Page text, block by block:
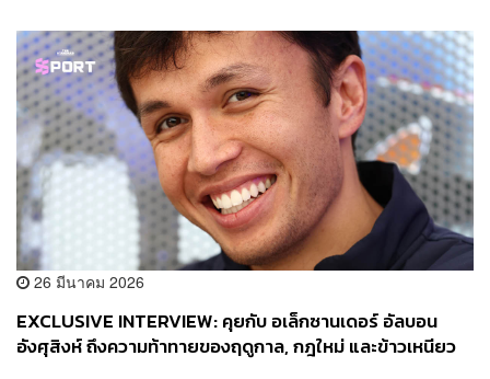
26 มีนาคม 2026
EXCLUSIVE INTERVIEW: คุยกับ อเล็กซานเดอร์ อัลบอน
อังศุสิงห์ ถึงความท้าทายของฤดูกาล, กฎใหม่ และข้าวเหนียว